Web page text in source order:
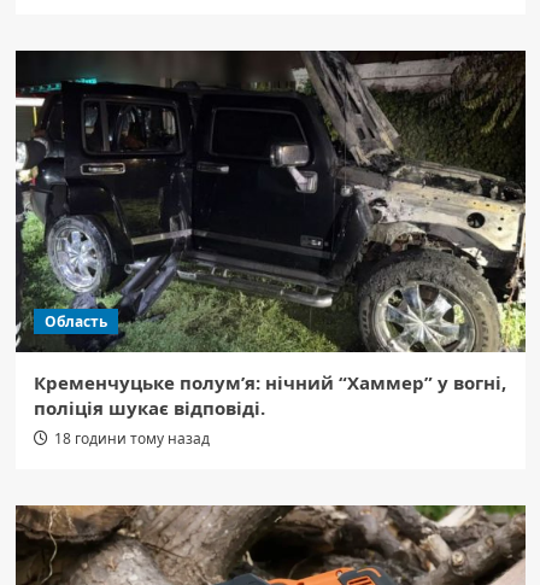
Область
Кременчуцьке полум’я: нічний “Хаммер” у вогні,
поліція шукає відповіді.
18 години тому назад